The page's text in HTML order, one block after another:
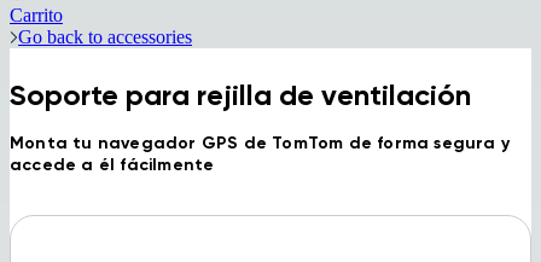
Carrito
Go back to accessories
Soporte para rejilla de ventilación
Monta tu navegador GPS de TomTom de forma segura y
accede a él fácilmente